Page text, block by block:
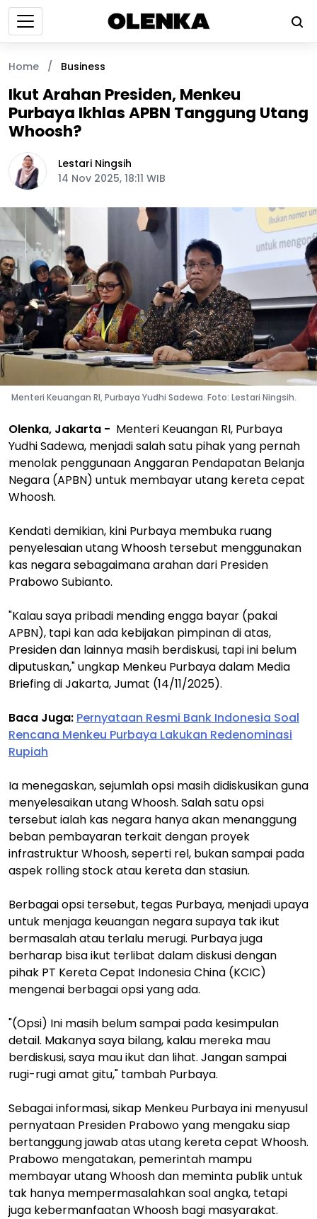
Home / Business
Ikut Arahan Presiden, Menkeu
Purbaya Ikhlas APBN Tanggung Utang
Whoosh?
Lestari Ningsih
14 Nov 2025, 18:11 WIB
Menteri Keuangan RI, Purbaya Yudhi Sadewa. Foto: Lestari Ningsih.
Olenka, Jakarta - Menteri Keuangan RI, Purbaya
Yudhi Sadewa, menjadi salah satu pihak yang pernah
menolak penggunaan Anggaran Pendapatan Belanja
Negara (APBN) untuk membayar utang kereta cepat
Whoosh.
Kendati demikian, kini Purbaya membuka ruang
penyelesaian utang Whoosh tersebut menggunakan
kas negara sebagaimana arahan dari Presiden
Prabowo Subianto.
"Kalau saya pribadi mending engga bayar (pakai
APBN), tapi kan ada kebijakan pimpinan di atas,
Presiden dan lainnya masih berdiskusi, tapi ini belum
diputuskan," ungkap Menkeu Purbaya dalam Media
Briefing di Jakarta, Jumat (14/11/2025).
Baca Juga: Pernyataan Resmi Bank Indonesia Soal
Rencana Menkeu Purbaya Lakukan Redenominasi
Rupiah
Ia menegaskan, sejumlah opsi masih didiskusikan guna
menyelesaikan utang Whoosh. Salah satu opsi
tersebut ialah kas negara hanya akan menanggung
beban pembayaran terkait dengan proyek
infrastruktur Whoosh, seperti rel, bukan sampai pada
aspek rolling stock atau kereta dan stasiun.
Berbagai opsi tersebut, tegas Purbaya, menjadi upaya
untuk menjaga keuangan negara supaya tak ikut
bermasalah atau terlalu merugi. Purbaya juga
berharap bisa ikut terlibat dalam diskusi dengan
pihak PT Kereta Cepat Indonesia China (KCIC)
mengenai berbagai opsi yang ada.
"(Opsi) Ini masih belum sampai pada kesimpulan
detail. Makanya saya bilang, kalau mereka mau
berdiskusi, saya mau ikut dan lihat. Jangan sampai
rugi-rugi amat gitu," tambah Purbaya.
Sebagai informasi, sikap Menkeu Purbaya ini menyusul
pernyataan Presiden Prabowo yang mengaku siap
bertanggung jawab atas utang kereta cepat Whoosh.
Prabowo mengatakan, pemerintah mampu
membayar utang Whoosh dan meminta publik untuk
tak hanya mempermasalahkan soal angka, tetapi
juga kebermanfaatan Whoosh bagi masyarakat.